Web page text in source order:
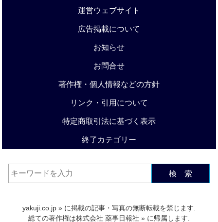
運営ウェブサイト
広告掲載について
お知らせ
お問合せ
著作権・個人情報などの方針
リンク・引用について
特定商取引法に基づく表示
終了カテゴリー
検 索
yakuji.co.jp » に掲載の記事・写真の無断転載を禁じます.
総ての著作権は株式会社 薬事日報社 » に帰属します.